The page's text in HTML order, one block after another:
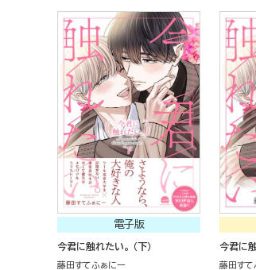
電子版
今君に触れたい。 （下）
藤田すてふぁにー
今君に触
藤田すて